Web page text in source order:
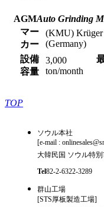
AGMAuto Grinding
マー
カー
(KMU) Krüger
(Germany)
設備
容量
3,000
ton/month
TOP
ソウル本社
[e-mail :
大韓民国 ソウル特
Tel82-2-6322-3289
群山工場
[STS厚板製造工場]